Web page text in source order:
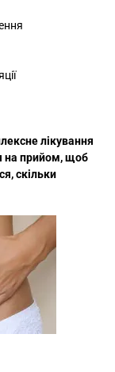
лікування
на прийом, щоб
скільки